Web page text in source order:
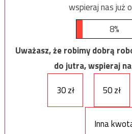
wspieraj nas już
8%
Uważasz, że robimy dobrą
do jutra, wspieraj
30 zł
50 zł
Inna